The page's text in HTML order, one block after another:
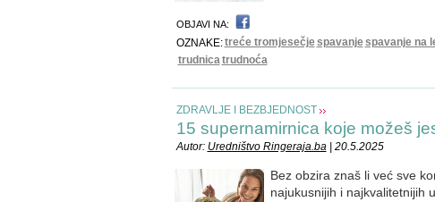
OBJAVI NA:
OZNAKE:treće tromjesečjespavanjespavanje na
trudnicatrudnoća
ZDRAVLJE I BEZBJEDNOST
15 supernamirnica koje možeš
Autor: Uredništvo Ringeraja.ba| 20.5.2025
Bez obzira znaš li već sve
najukusnijih i najkvalitetnijih